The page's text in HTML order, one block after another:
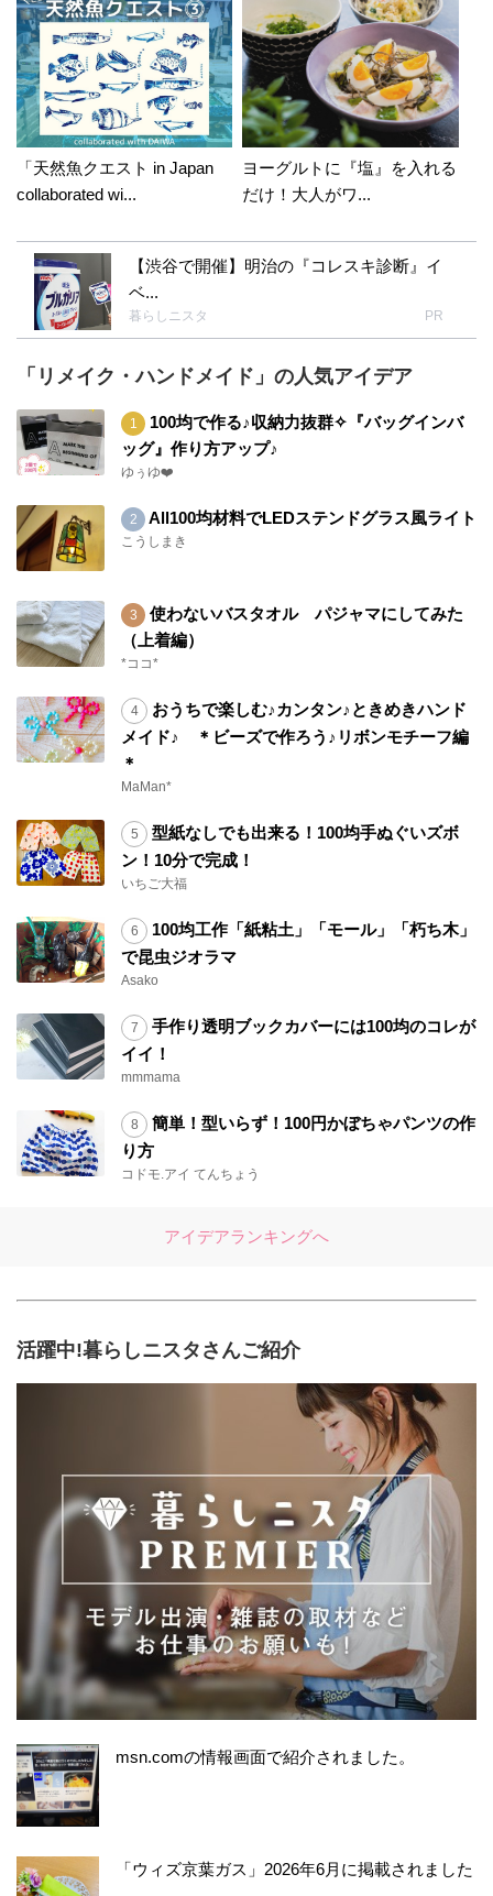
「天然魚クエスト in Japan
collaborated wi...
ヨーグルトに『塩』を入れる
だけ！大人がワ...
【渋谷で開催】明治の『コレスキ診断』イ
ベ...
暮らしニスタ PR
「リメイク・ハンドメイド」の人気アイデア
100均で作る♪収納力抜群✧『バッグインバ
ッグ』作り方アップ♪
ゆぅゆ❤️
All100均材料でLEDステンドグラス風ライト
こうしまき
使わないバスタオル パジャマにしてみた
（上着編）
*ココ*
おうちで楽しむ♪カンタン♪ときめきハンド
メイド♪ ＊ビーズで作ろう♪リボンモチーフ編
＊
MaMan*
型紙なしでも出来る！100均手ぬぐいズボ
ン！10分で完成！
いちご大福
100均工作「紙粘土」「モール」「朽ち木」
で昆虫ジオラマ
Asako
手作り透明ブックカバーには100均のコレが
イイ！
mmmama
簡単！型いらず！100円かぼちゃパンツの作
り方
コドモ.アイ てんちょう
アイデアランキングへ
活躍中!暮らしニスタさんご紹介
msn.comの情報画面で紹介されました。
「ウィズ京葉ガス」2026年6月に掲載されました